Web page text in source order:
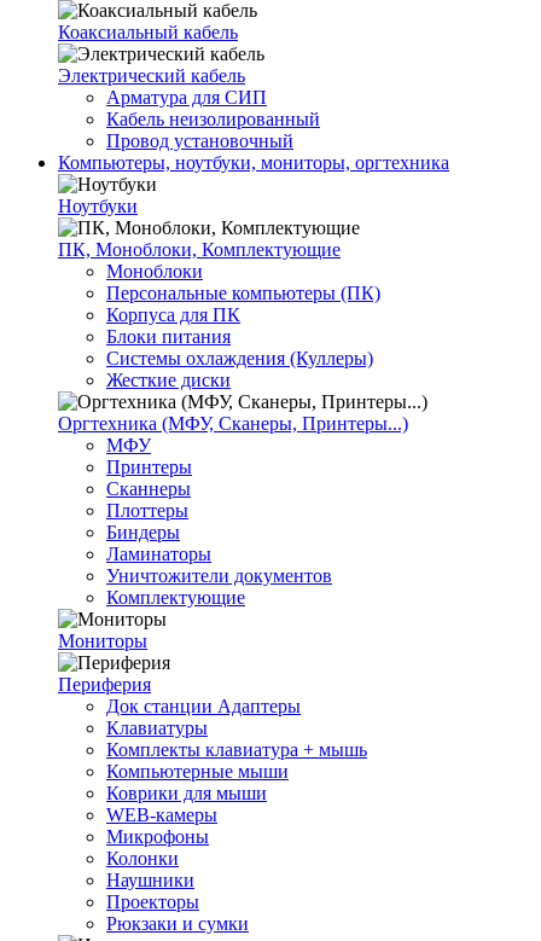
Коаксиальный кабель
Электрический кабель
Арматура для СИП
Кабель неизолированный
Провод установочный
Компьютеры, ноутбуки, мониторы, оргтехника
Ноутбуки
ПК, Моноблоки, Комплектующие
Моноблоки
Персональные компьютеры (ПК)
Корпуса для ПК
Блоки питания
Системы охлаждения (Куллеры)
Жесткие диски
Оргтехника (МФУ, Сканеры, Принтеры...)
МФУ
Принтеры
Сканнеры
Плоттеры
Биндеры
Ламинаторы
Уничтожители документов
Комплектующие
Мониторы
Периферия
Док станции Адаптеры
Клавиатуры
Комплекты клавиатура + мышь
Компьютерные мыши
Коврики для мыши
WEB-камеры
Микрофоны
Колонки
Наушники
Проекторы
Рюкзаки и сумки